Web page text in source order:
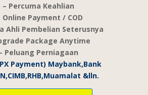
– Percuma Keahlian
Payment / COD
Ahli Pembelian Seterusnya
Package Anytime
Peluang Perniagaan
Payment) Maybank,Bank
&lln.